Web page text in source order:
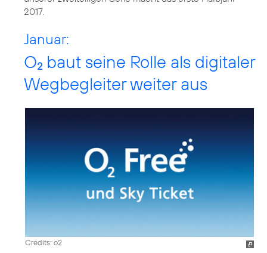
2017.
Januar:
O2 baut seine Rolle als digitaler
Wegbegleiter weiter aus
Credits: o2